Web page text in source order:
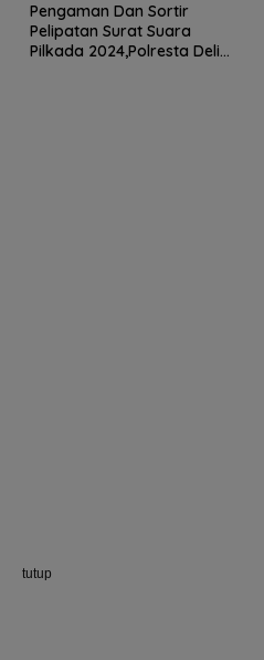
Pengaman Dan Sortir
Pelipatan Surat Suara
Pilkada 2024,Polresta Deli
tutup